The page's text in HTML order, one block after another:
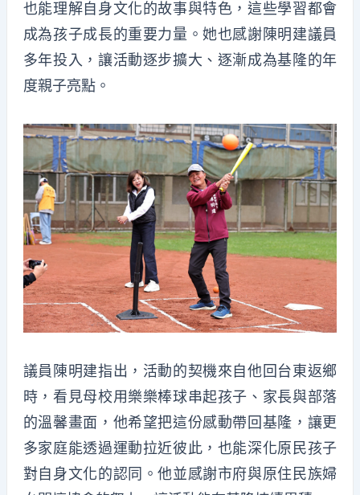
也能理解自身文化的故事與特色，這些學習都會
成為孩子成長的重要力量。她也感謝陳明建議員
多年投入，讓活動逐步擴大、逐漸成為基隆的年
度親子亮點。
議員陳明建指出，活動的契機來自他回台東返鄉
時，看見母校用樂樂棒球串起孩子、家長與部落
的溫馨畫面，他希望把這份感動帶回基隆，讓更
多家庭能透過運動拉近彼此，也能深化原民孩子
對自身文化的認同。他並感謝市府與原住民族婦